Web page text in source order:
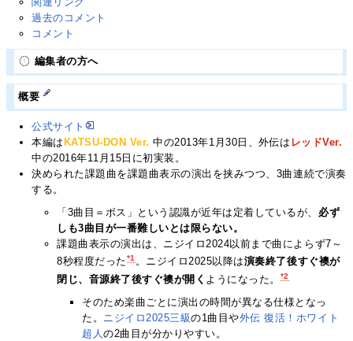
過去のコメント
コメント
編集者の方へ
概要
公式サイト
本編は KATSU-DON Ver. 中の2013年1月30日、外伝は レッドVer.
中の2016年11月15日に初実装。
決められた課題曲を課題曲表示の演出を挟みつつ、3曲連続で演奏
する。
「3曲目＝ボス」という認識が近年は定着しているが、 必ず
しも3曲目が一番難しいとは限らない。
課題曲表示の演出は、ニジイロ2024以前まで曲によらず7～
8秒程度だった*1。ニジイロ2025以降は演奏終了後すぐ襖が
閉じ、音源終了後すぐ襖が開く ようになった。 *2
そのため楽曲ごとに演出の時間が異なる仕様となっ
た。 ニジイロ2025三級の1曲目や外伝 復活！ホワイト
超人の2曲目が分かりやすい。